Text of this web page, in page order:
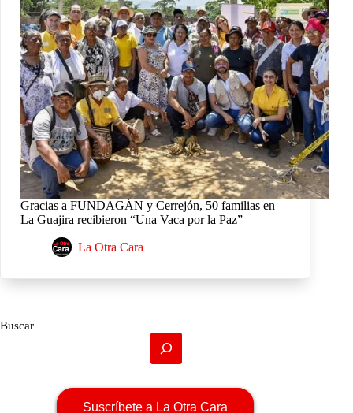
Gracias a FUNDAGÁN y Cerrejón, 50 familias en
La Guajira recibieron “Una Vaca por la Paz”
La Otra Cara
Buscar
Suscríbete a La Otra Cara